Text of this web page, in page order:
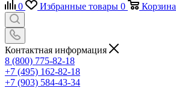
0 Избранные товары 0 Корзина
Контактная информация
8 (800) 775-82-18
+7 (495) 162-82-18
+7 (903) 584-43-34